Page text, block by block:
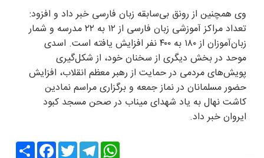
وی همچنین از رونق بی‌سابقه زبان فارسی خبر داد و افزود:
تعداد مراکز آموزشی زبان فارسی از ۱۲ به ۲۲ مدرسه و شمار
زبان‌آموزان از ۱۸۰ به ۴۰۰ نفر افزایش یافته است. اسدی
موحد در بخش دیگری از سخنان خود، از شکل‌گیری
پویش‌های مردمی در حمایت از رهبر معظم انقلاب، افزایش
حضور مسلمانان در نماز جمعه و برگزاری مراسم نمادین
کاشت نهال به یاد شهدای میناب در صحن مسجد کبود
ایروان خبر داد.
Share
FacebookTwitter
Telegram
WhatsApp